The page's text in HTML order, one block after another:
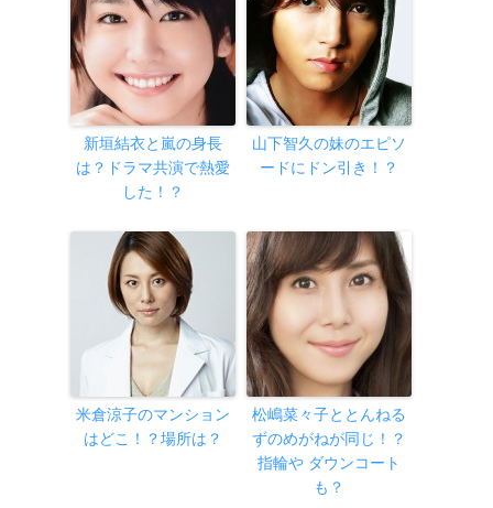
新垣結衣と嵐の身長
は？ドラマ共演で熱愛
した！？
山下智久の妹のエピソ
ードにドン引き！？
米倉涼子のマンション
はどこ！？場所は？
松嶋菜々子ととんねる
ずのめがねが同じ！？
指輪や ダウンコート
も？